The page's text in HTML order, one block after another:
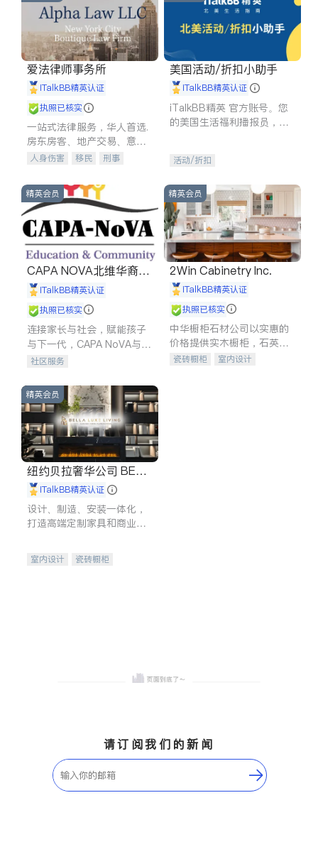
爱法律师事务所
iTalkBB精英认证
执照已核实
一站式法律服务，华人首选.
房东房客、地产交易、意外
伤害、车祸重伤、商业诉
建筑合同、刑事案件全包办
人身伤害 移民
刑事
信托/遗嘱
商业
索赔
律师-其它 保释
美国活动/折扣小助手
iTalkBB精英认证
iTalkBB精英 官方账号。您
的美国生活福利播报员，精
专属福利。
活动/折扣
精英会员
CAPA NOVA北维华裔家
长会iTalkBB精英认证
执照已核实
连接家长与社会，赋能孩子
与下一代，CAPA NoVA与您
携手建设包容、公平、充满
社区服务
精英会员
2Win Cabinetry Inc.
iTalkBB精英认证
执照已核实
中华橱柜石材公司以实惠的
价格提供实木橱柜，石英石
台面，多种优质不锈钢水
瓷砖橱柜
室内设计
精英会员
纽约贝拉奢华公司 BELL
A LUXE
iTalkBB精英认证
设计、制造、安装一体化，
打造高端定制家具和商业空
室内设计
瓷砖橱柜
请订阅我们的新闻